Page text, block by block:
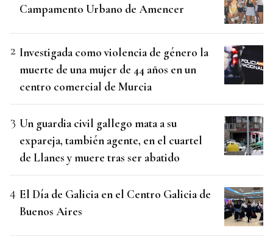
Campamento Urbano de Amencer
Investigada como violencia de género la
muerte de una mujer de 44 años en un
centro comercial de Murcia
Un guardia civil gallego mata a su
expareja, también agente, en el cuartel
de Llanes y muere tras ser abatido
El Día de Galicia en el Centro Galicia de
Buenos Aires